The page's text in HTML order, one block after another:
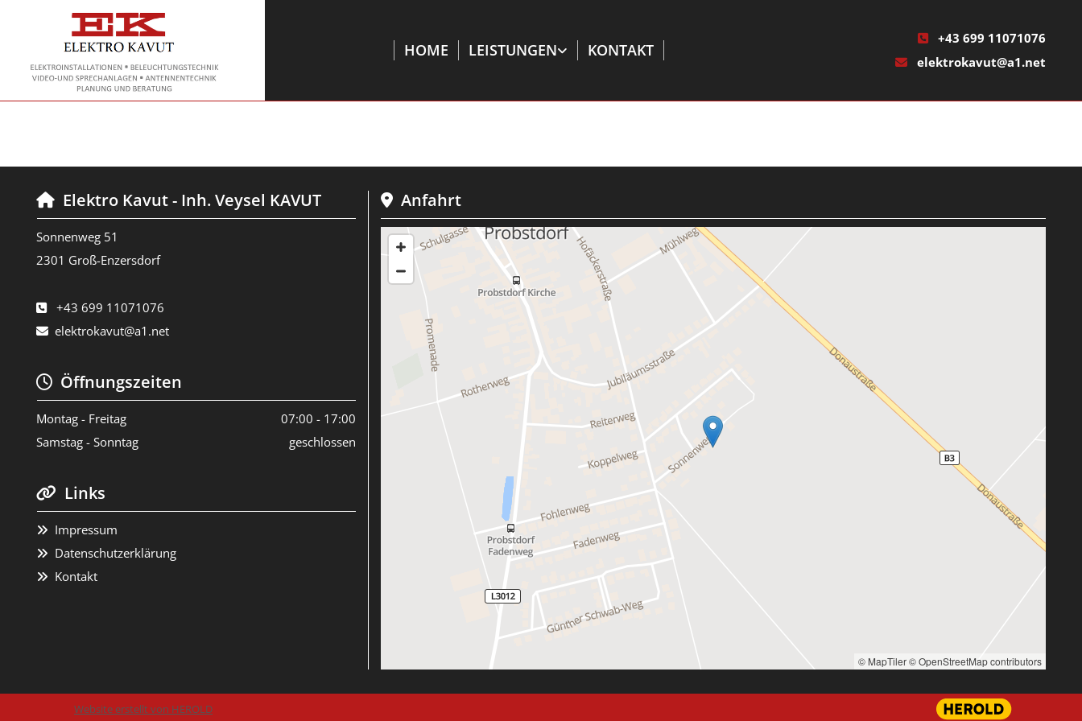
HOME LEISTUNGEN KONTAKT
 +43 699 11071076
 elektrokavut@a1.net
 Elektro Kavut - Inh. Veysel KAVUT
Sonnenweg 51
2301 Groß-Enzersdorf
 +43 699 11071076
 elektrokavut@a1.net
 Öffnungszeiten
Montag - Freitag
07:00 - 17:00
Samstag - Sonntag
geschlossen
 Links
 Impressum
 Datenschutzerklärung
 Kontakt
Anfahrt
© MapTiler© OpenStreetMap contributors
Website erstellt von HEROLD